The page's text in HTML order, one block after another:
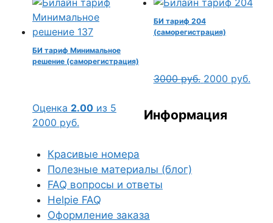
составляла
3500 руб..
1500
БИ тариф Минимальное
решение (саморегистрация)
Оценка 2.00 из 5
2000 руб.
БИ тариф 204
(саморегистрация)
3000руб.
3000 руб..
2000 руб.
Информация
Красивые номера
Полезные материалы (блог)
FAQ вопросы и ответы
Helpie FAQ
Оформление заказа